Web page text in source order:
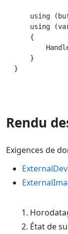
using
using
    {
    }
Rendu
Exigences de
État de